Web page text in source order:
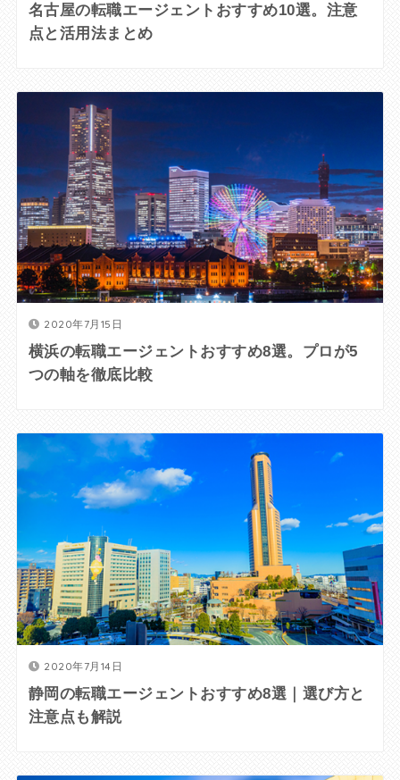
名古屋の転職エージェントおすすめ10選。注意
点と活用法まとめ
2020年7月15日
横浜の転職エージェントおすすめ8選。プロが5
つの軸を徹底比較
2020年7月14日
静岡の転職エージェントおすすめ8選｜選び方と
注意点も解説